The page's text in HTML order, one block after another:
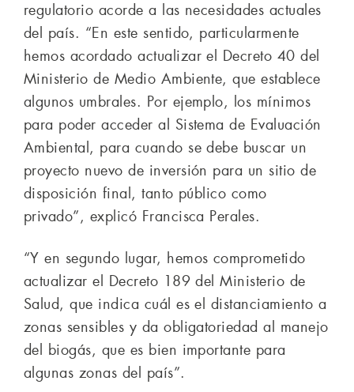
regulatorio acorde a las necesidades actuales
del país. “En este sentido, particularmente
hemos acordado actualizar el Decreto 40 del
Ministerio de Medio Ambiente, que establece
algunos umbrales. Por ejemplo, los mínimos
para poder acceder al Sistema de Evaluación
Ambiental, para cuando se debe buscar un
proyecto nuevo de inversión para un sitio de
disposición final, tanto público como
privado”, explicó Francisca Perales.
“Y en segundo lugar, hemos comprometido
actualizar el Decreto 189 del Ministerio de
Salud, que indica cuál es el distanciamiento a
zonas sensibles y da obligatoriedad al manejo
del biogás, que es bien importante para
algunas zonas del país”.